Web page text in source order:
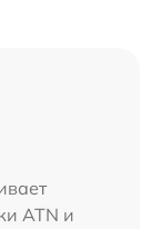
ATN и